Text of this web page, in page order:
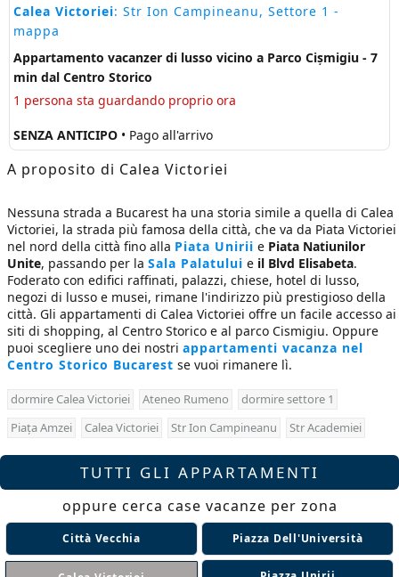
Calea Victoriei: Str Ion Campineanu, Settore 1 -
mappa
Appartamento vacanzer di lusso vicino a Parco Cișmigiu - 7
min dal Centro Storico
1 persona sta guardando proprio ora
SENZA ANTICIPO • Pago all'arrivo
A proposito di Calea Victoriei
Nessuna strada a Bucarest ha una storia simile a quella di Calea
Victoriei, la strada più famosa della città, che va da Piata Victoriei
nel nord della città fino alla Piata Unirii e Piata Natiunilor
Unite, passando per la Sala Palatului e il Blvd Elisabeta.
Foderato con edifici raffinati, palazzi, chiese, hotel di lusso,
negozi di lusso e musei, rimane l'indirizzo più prestigioso della
città. Gli appartamenti di Calea Victoriei offre un facile accesso ai
siti di shopping, al Centro Storico e al parco Cismigiu. Oppure
puoi scegliere uno dei nostri appartamenti vacanza nel
Centro Storico Bucarest se vuoi rimanere lì.
dormire Calea Victoriei Ateneo Rumeno
dormire settore 1
Piața Amzei
Calea Victoriei Str Ion Campineanu Str Academiei
TUTTI GLI APPARTAMENTI
oppure cerca case vacanze per zona
Città Vecchia Piazza Dell'Università